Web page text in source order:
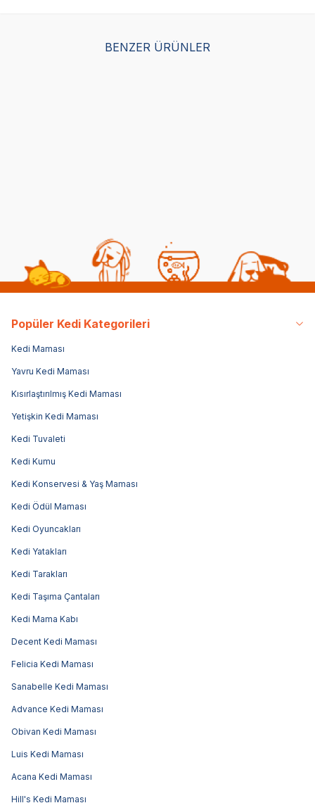
BENZER ÜRÜNLER
Popüler Kedi Kategorileri
Kedi Maması
Yavru Kedi Maması
Kısırlaştırılmış Kedi Maması
Yetişkin Kedi Maması
Kedi Tuvaleti
Kedi Kumu
Kedi Konservesi & Yaş Maması
Kedi Ödül Maması
Kedi Oyuncakları
Kedi Yatakları
Kedi Tarakları
Kedi Taşıma Çantaları
Kedi Mama Kabı
Decent Kedi Maması
Felicia Kedi Maması
Sanabelle Kedi Maması
Advance Kedi Maması
Obivan Kedi Maması
Luis Kedi Maması
Acana Kedi Maması
Hill's Kedi Maması